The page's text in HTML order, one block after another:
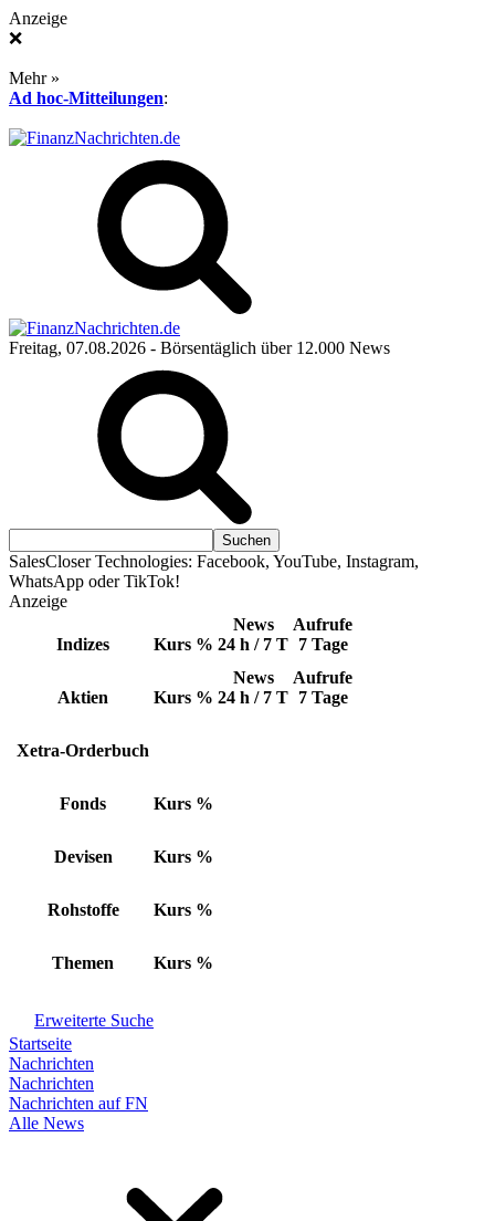
Anzeige
❌
Mehr »
Ad hoc-Mitteilungen:
Freitag, 07.08.2026 - Börsentäglich über 12.000 News
SalesCloser Technologies: Facebook, YouTube, Instagram,
WhatsApp oder TikTok!
Anzeige
Indizes Kurs %
News
24 h / 7 T
Aufrufe
7 Tage
Aktien Kurs %
News
24 h / 7 T
Aufrufe
7 Tage
Xetra-Orderbuch
Fonds Kurs %
Devisen Kurs %
Rohstoffe Kurs %
Themen Kurs %
Erweiterte Suche
Startseite
Nachrichten
Nachrichten
Nachrichten auf FN
Alle News